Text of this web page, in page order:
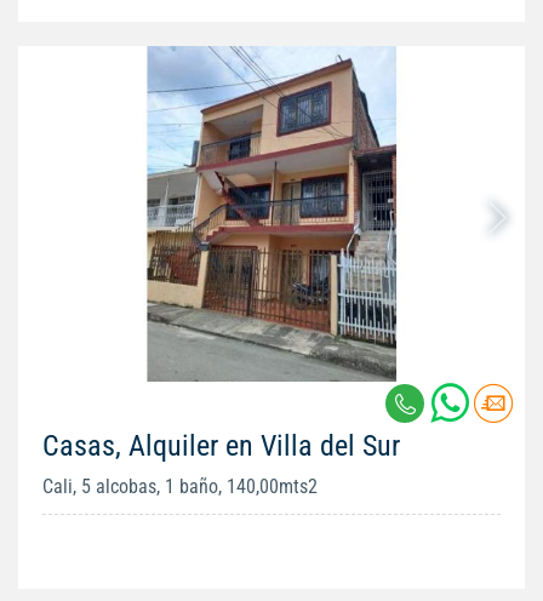
Casas, Alquiler en Villa del Sur
Cali, 5 alcobas, 1 baño, 140,00mts2